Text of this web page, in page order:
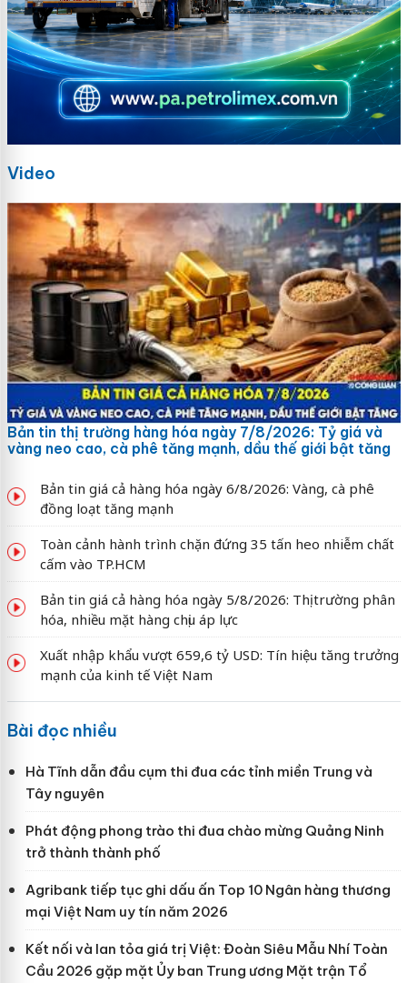
Video
Bản tin thị trường hàng hóa ngày 7/8/2026: Tỷ giá và
vàng neo cao, cà phê tăng mạnh, dầu thế giới bật tăng
Bản tin giá cả hàng hóa ngày 6/8/2026: Vàng, cà phê
đồng loạt tăng mạnh
Toàn cảnh hành trình chặn đứng 35 tấn heo nhiễm chất
cấm vào TP.HCM
Bản tin giá cả hàng hóa ngày 5/8/2026: Thị trường phân
hóa, nhiều mặt hàng chịu áp lực
Xuất nhập khẩu vượt 659,6 tỷ USD: Tín hiệu tăng trưởng
mạnh của kinh tế Việt Nam
Bài đọc nhiều
Hà Tĩnh dẫn đầu cụm thi đua các tỉnh miền Trung và
Tây nguyên
Phát động phong trào thi đua chào mừng Quảng Ninh
trở thành thành phố
Agribank tiếp tục ghi dấu ấn Top 10 Ngân hàng thương
mại Việt Nam uy tín năm 2026
Kết nối và lan tỏa giá trị Việt: Đoàn Siêu Mẫu Nhí Toàn
Cầu 2026 gặp mặt Ủy ban Trung ương Mặt trận Tổ